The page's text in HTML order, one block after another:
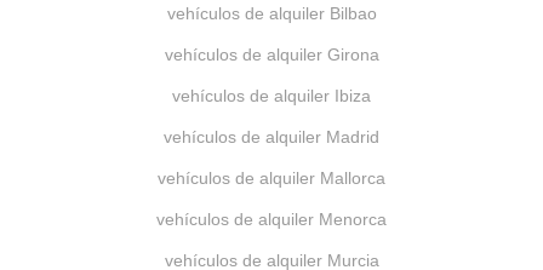
vehículos de alquiler Bilbao
vehículos de alquiler Girona
vehículos de alquiler Ibiza
vehículos de alquiler Madrid
vehículos de alquiler Mallorca
vehículos de alquiler Menorca
vehículos de alquiler Murcia